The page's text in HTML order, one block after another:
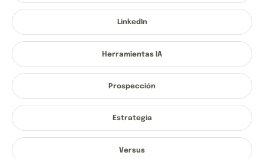
LinkedIn
Herramientas IA
Prospección
Estrategia
Versus